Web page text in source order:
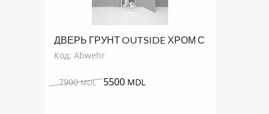
ДВЕРЬ ГРУНТ OUTSIDE ХРОМ С
ТОРЦОМ ПОД ПОКРАСКУ
Код: Abwehr
7900MDL 5500 MDL